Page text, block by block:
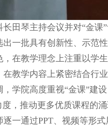
长田琴主持会议并对“金
一批具有创新性、示范
在教学理念上注重以学
教学内容上紧密结合行
，学院高度重视“金课”建
度，推动更多优质课程的
逐一通过PPT、视频等形